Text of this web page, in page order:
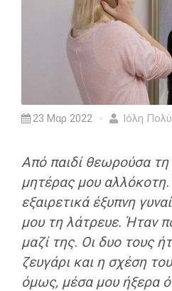
23 Μαρ 2022 Ιόλη
Aπό παιδί θεωρούσα
μητέρας μου
εξαιρετικά έξυπνη
μου τη λάτρευε. Ήταν
μαζί της. Οι δυο τους
ζευγάρι και η σχέση
όμως, μέσα μου ήξερα